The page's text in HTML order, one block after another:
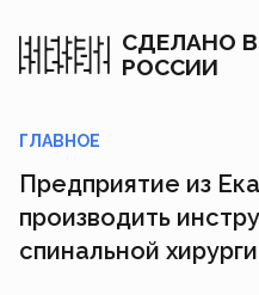
СДЕЛАНО В
РОССИИ
ГЛАВНОЕ
Предприятие из
производить
спинальной